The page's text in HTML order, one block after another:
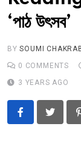
Contact
Khabar
‘পাঠ উৎসব’
BYSOUMI
0 COMMENTS
3 YEARS AGO